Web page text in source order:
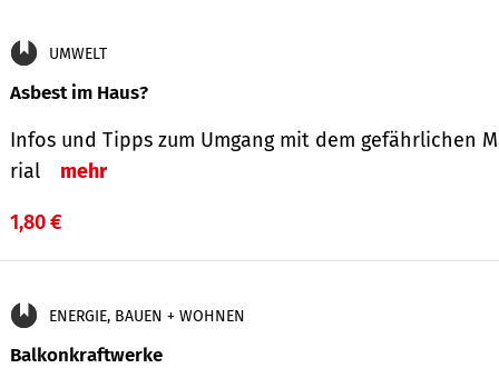
UMWELT
Asbest im Haus?
Infos und Tipps zum Um­gang mit dem ge­fähr­lichen
rial
mehr
1,80 €
ENERGIE, BAUEN + WOHNEN
Balkonkraftwerke